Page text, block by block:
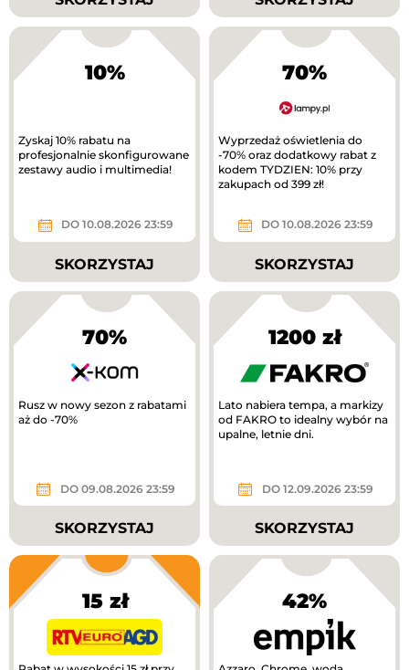
10%
Zyskaj 10% rabatu na
profesjonalnie skonfigurowane
zestawy audio i multimedia!
DO 10.08.2026 23:59
SKORZYSTAJ
70%
Wyprzedaż oświetlenia do
-70% oraz dodatkowy rabat z
kodem TYDZIEN: 10% przy
zakupach od 399 zł!
DO 10.08.2026 23:59
SKORZYSTAJ
70%
Rusz w nowy sezon z rabatami
aż do -70%
DO 09.08.2026 23:59
SKORZYSTAJ
1200 zł
Lato nabiera tempa, a markizy
od FAKRO to idealny wybór na
upalne, letnie dni.
DO 12.09.2026 23:59
SKORZYSTAJ
15 zł 42%